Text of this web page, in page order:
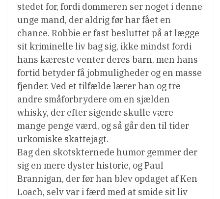
stedet for, fordi dommeren ser noget i denne
unge mand, der aldrig før har fået en
chance. Robbie er fast besluttet på at lægge
sit kriminelle liv bag sig, ikke mindst fordi
hans kæreste venter deres barn, men hans
fortid betyder få jobmuligheder og en masse
fjender. Ved et tilfælde lærer han og tre
andre småforbrydere om en sjælden
whisky, der efter sigende skulle være
mange penge værd, og så går den til tider
urkomiske skattejagt.
Bag den skotskternede humor gemmer der
sig en mere dyster historie, og Paul
Brannigan, der før han blev opdaget af Ken
Loach, selv var i færd med at smide sit liv